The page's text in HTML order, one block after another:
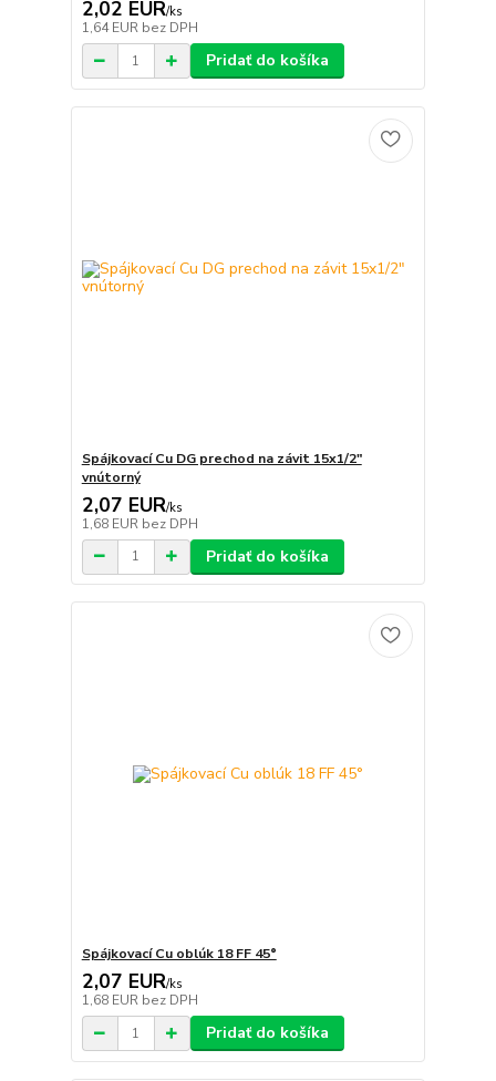
2,02 EUR/ks
1,64 EUR bez DPH
Pridať do košíka
Spájkovací Cu DG prechod na závit 15x1/2"
vnútorný
2,07 EUR/ks
1,68 EUR bez DPH
Pridať do košíka
Spájkovací Cu oblúk 18 FF 45°
2,07 EUR/ks
1,68 EUR bez DPH
Pridať do košíka